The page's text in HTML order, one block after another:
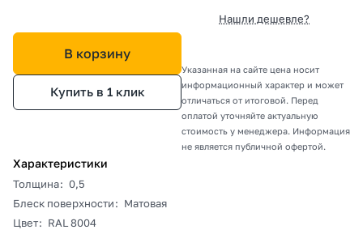
В корзину
Купить в 1 клик
Характеристики
Толщина: 0,5
Блеск поверхности: Матовая
Цвет: RAL 8004
Нашли дешевле?
Указанная на сайте цена носит
информационный характер и может
отличаться от итоговой. Перед
оплатой уточняйте актуальную
стоимость у менеджера. Информация
не является публичной офертой.